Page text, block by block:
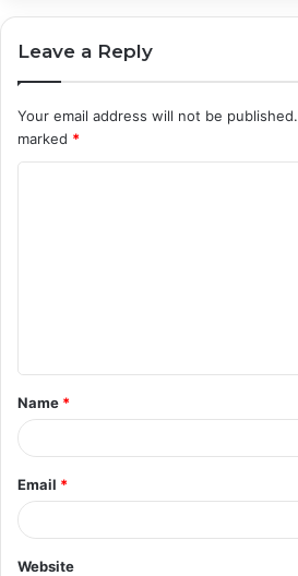
Leave a Reply
Your email address will not be published.
marked *
t
*
Name *
Email *
Website